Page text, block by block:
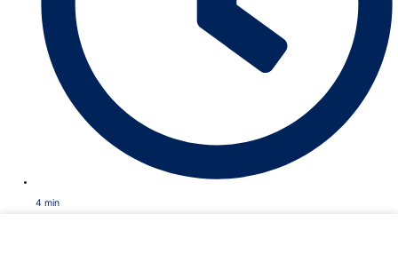
4 min